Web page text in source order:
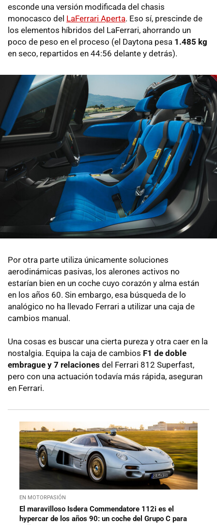
esconde una versión modificada del chasis
monocasco del LaFerrari Aperta. Eso sí, prescinde de
los elementos híbridos del LaFerrari, ahorrando un
poco de peso en el proceso (el Daytona pesa 1.485 kg
en seco, repartidos en 44:56 delante y detrás).
Por otra parte utiliza únicamente soluciones
aerodinámicas pasivas, los alerones activos no
estarían bien en un coche cuyo corazón y alma están
en los años 60. Sin embargo, esa búsqueda de lo
analógico no ha llevado Ferrari a utilizar una caja de
cambios manual.
Una cosas es buscar una cierta pureza y otra caer en la
nostalgia. Equipa la caja de cambios F1 de doble
embrague y 7 relaciones del Ferrari 812 Superfast,
pero con una actuación todavía más rápida, aseguran
en Ferrari.
EN MOTORPASIÓN
El maravilloso Isdera Commendatore 112i es el
hypercar de los años 90: un coche del Grupo C para